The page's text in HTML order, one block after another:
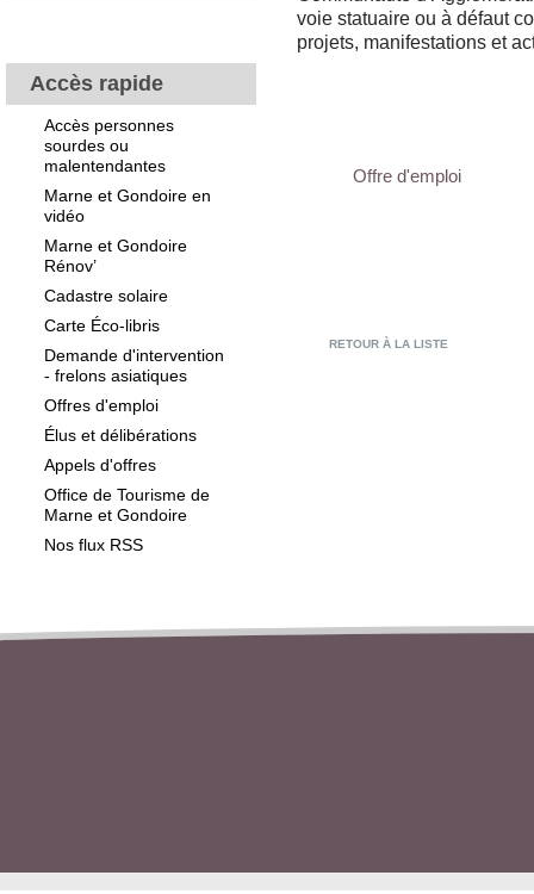
Accès rapide
Accès personnes
sourdes ou
malentendantes
Marne et Gondoire en
vidéo
Marne et Gondoire
Rénov’
Cadastre solaire
Carte Éco-libris
Demande d'intervention
- frelons asiatiques
Offres d'emploi
Élus et délibérations
Appels d'offres
Office de Tourisme de
Marne et Gondoire
Nos flux RSS
voie statuaire ou à défaut
projets, manifestations et
Offre d'emploi
RETOUR À LA LISTE